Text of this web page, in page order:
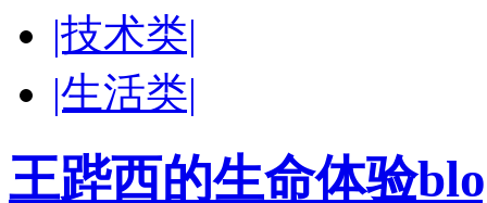
|技术类|
|生活类|
王跸西的生命体验